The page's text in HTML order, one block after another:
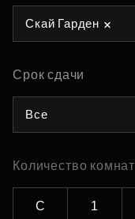
Скай Гарден
Срок сдачи
Все
Количество комнат
С 1